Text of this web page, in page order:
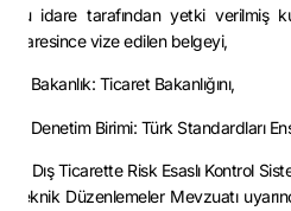
bu idare tarafından yetki verilmiş
idaresince vize edilen belgeyi,
c) Bakanlık: Ticaret Bakanlığını,
ç) Denetim Birimi: Türk Standardları
d) Dış Ticarette Risk Esaslı Kontrol
Teknik Düzenlemeler Mevzuatı